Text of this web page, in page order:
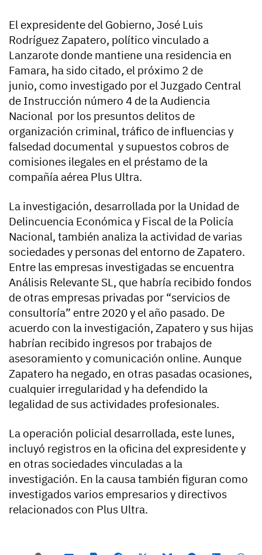
El expresidente del Gobierno, José Luis
Rodríguez Zapatero, político vinculado a
Lanzarote donde mantiene una residencia en
Famara, ha sido citado, el próximo 2 de
junio, como investigado por el Juzgado Central
de Instrucción número 4 de la Audiencia
Nacional por los presuntos delitos de
organización criminal, tráfico de influencias y
falsedad documental y supuestos cobros de
comisiones ilegales en el préstamo de la
compañía aérea Plus Ultra.
La investigación, desarrollada por la Unidad de
Delincuencia Económica y Fiscal de la Policía
Nacional, también analiza la actividad de varias
sociedades y personas del entorno de Zapatero.
Entre las empresas investigadas se encuentra
Análisis Relevante SL, que habría recibido fondos
de otras empresas privadas por “servicios de
consultoría” entre 2020 y el año pasado. De
acuerdo con la investigación, Zapatero y sus hijas
habrían recibido ingresos por trabajos de
asesoramiento y comunicación online. Aunque
Zapatero ha negado, en otras pasadas ocasiones,
cualquier irregularidad y ha defendido la
legalidad de sus actividades profesionales.
La operación policial desarrollada, este lunes,
incluyó registros en la oficina del expresidente y
en otras sociedades vinculadas a la
investigación. En la causa también figuran como
investigados varios empresarios y directivos
relacionados con Plus Ultra.